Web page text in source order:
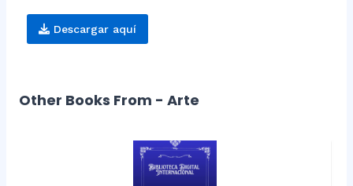
Descargar aquí
Other Books From - Arte